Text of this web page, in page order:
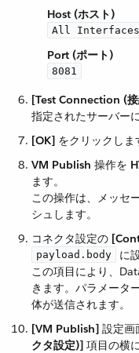
Host (ホスト)
All
Port (ポート)
8081
[Test Connection (
指定されたサーバー
[OK] をクリックしま
VM Publish ​ 操作を ​
ます。
この操作は、メッセ
シュします。
コネクタ設定の ​
payload.body
に
この項目により、
きます。パラメータ
体が送信されます。
[VM Publish] 設定画
クタ設定)] 項目の横